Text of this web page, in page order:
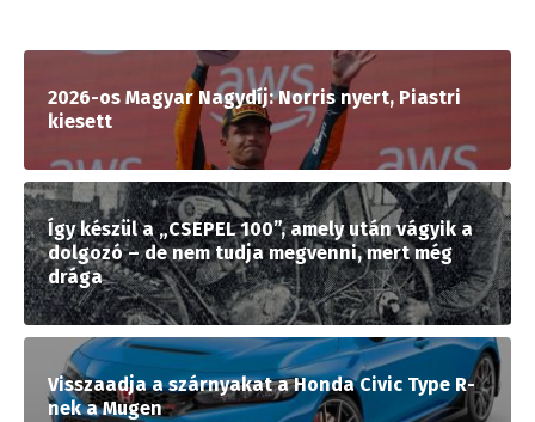
2026-os Magyar Nagydíj: Norris nyert, Piastri
kiesett
Így készül a „CSEPEL 100”, amely után vágyik a
dolgozó – de nem tudja megvenni, mert még
drága
Visszaadja a szárnyakat a Honda Civic Type R-
nek a Mugen